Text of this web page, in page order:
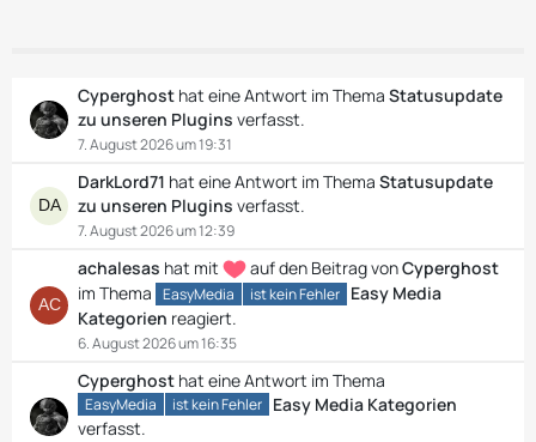
Cyperghost hat eine Antwort im Thema Statusupdate
zu unseren Plugins verfasst.
7. August 2026 um 19:31
DarkLord71 hat eine Antwort im Thema Statusupdate
zu unseren Plugins verfasst.
7. August 2026 um 12:39
achalesas hat mit auf den Beitrag vonCyperghost
im Thema EasyMedia ist kein Fehler Easy Media
Kategorien reagiert.
6. August 2026 um 16:35
Cyperghost hat eine Antwort im Thema
EasyMedia ist kein Fehler Easy Media Kategorien
verfasst.